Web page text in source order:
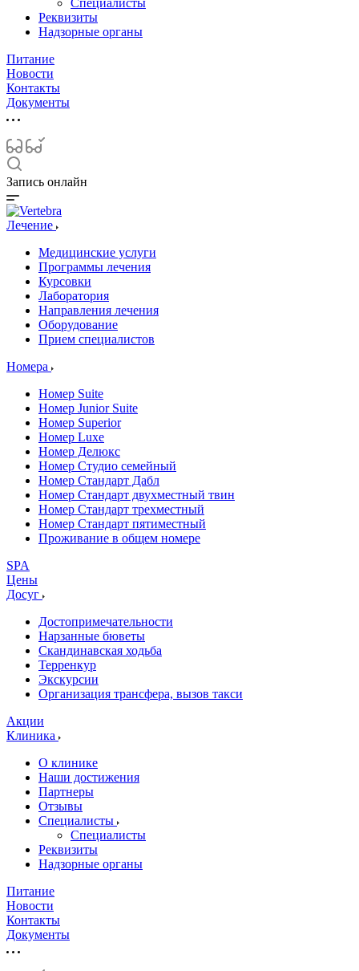
Специалисты
Реквизиты
Надзорные органы
Питание
Новости
Контакты
Документы
Запись онлайн
Лечение
Медицинские услуги
Программы лечения
Курсовки
Лаборатория
Направления лечения
Оборудование
Прием специалистов
Номера
Номер Suite
Номер Junior Suite
Номер Superior
Номер Luxe
Номер Делюкс
Номер Студио семейный
Номер Стандарт Дабл
Номер Стандарт двухместный твин
Номер Стандарт трехместный
Номер Стандарт пятиместный
Проживание в общем номере
SPA
Цены
Досуг
Достопримечательности
Нарзанные бюветы
Скандинавская ходьба
Терренкур
Экскурсии
Организация трансфера, вызов такси
Акции
Клиника
О клинике
Наши достижения
Партнеры
Отзывы
Специалисты
Специалисты
Реквизиты
Надзорные органы
Питание
Новости
Контакты
Документы